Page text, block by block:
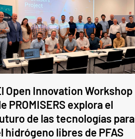
Open Innovation Workshop
PROMISERS explora el
de las tecnologías para
hidrógeno libres de PFAS